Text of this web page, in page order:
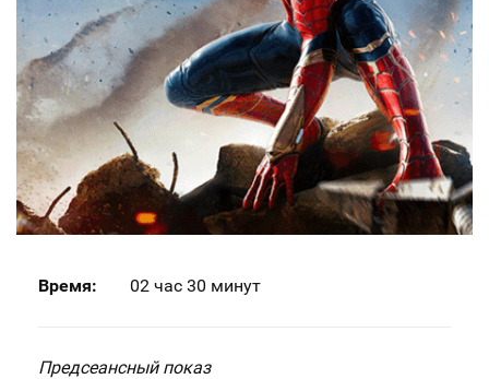
Время: 02 час 30 минут
Предсеансный показ